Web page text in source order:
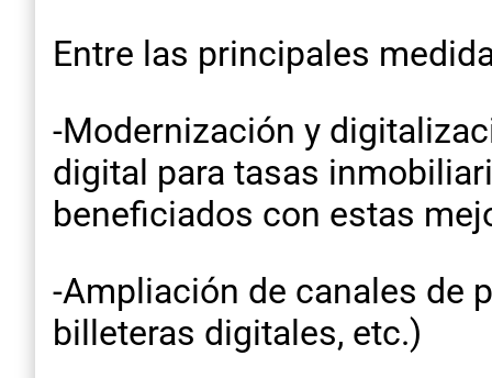
Entre las principales
-Modernización y
digital para tasas
beneficiados con estas
-Ampliación de canales de
billeteras digitales, etc.)